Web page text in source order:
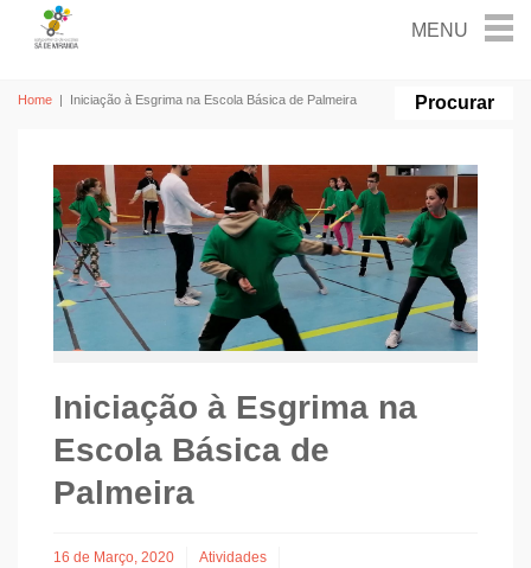
Home | Iniciação à Esgrima na Escola Básica de Palmeira
Iniciação à Esgrima na
Escola Básica de
Palmeira
16 de Março, 2020 Atividades